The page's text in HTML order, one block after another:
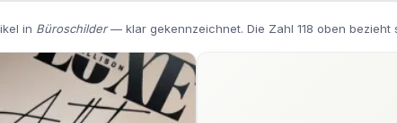
in Büroschilder— klar gekennzeichnet. Die Zahl 118 oben